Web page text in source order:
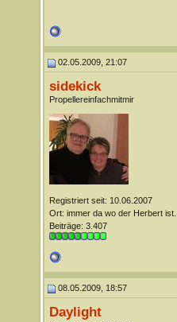
02.05.2009, 21:07
sidekick
Propellereinfachmitmir
Registriert seit: 10.06.2007
Ort: immer da wo der Herbert ist...
Beiträge: 3.407
08.05.2009, 18:57
Daylight